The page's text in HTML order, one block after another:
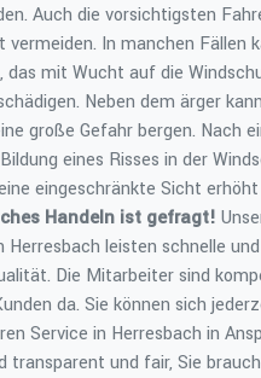
Auch die vorsichtigsten
vermeiden. In manchen Fällen
das mit Wucht auf die
Neben dem ärger
große Gefahr bergen. Nach
eines Risses in der
eingeschränkte Sicht
Handeln ist gefragt!
Herresbach leisten schnelle
Die Mitarbeiter sind
da. Sie können sich
Service in Herresbach in
transparent und fair, Sie